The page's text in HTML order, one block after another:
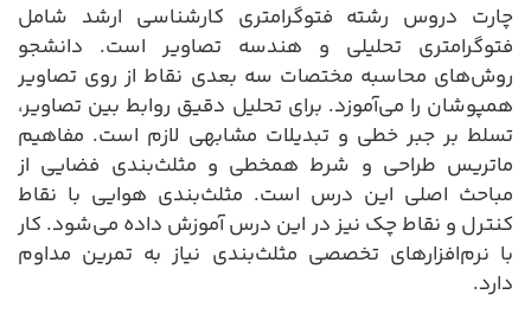
چارت دروس رشته فتوگرامتری کارشناسی ارشد شامل
فتوگرامتری تحلیلی و هندسه تصاویر است. دانشجو
روش‌های محاسبه مختصات سه بعدی نقاط از روی تصاویر
همپوشان را می‌آموزد. برای تحلیل دقیق روابط بین تصاویر،
تسلط بر جبر خطی و تبدیلات مشابهی لازم است. مفاهیم
ماتریس طراحی و شرط همخطی و مثلث‌بندی فضایی از
مباحث اصلی این درس است. مثلث‌بندی هوایی با نقاط
کنترل و نقاط چک نیز در این درس آموزش داده می‌شود. کار
با نرم‌افزارهای تخصصی مثلث‌بندی نیاز به تمرین مداوم
دارد.